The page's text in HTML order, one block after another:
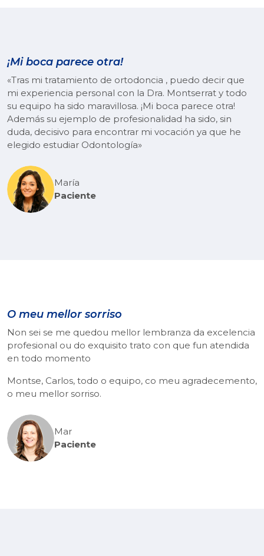
¡Mi boca parece otra!
«Tras mi tratamiento de ortodoncia , puedo decir que
mi experiencia personal con la Dra. Montserrat y todo
su equipo ha sido maravillosa. ¡Mi boca parece otra!
Además su ejemplo de profesionalidad ha sido, sin
duda, decisivo para encontrar mi vocación ya que he
elegido estudiar Odontología»
María
Paciente
O meu mellor sorriso
Non sei se me quedou mellor lembranza da excelencia
profesional ou do exquisito trato con que fun atendida
en todo momento
Montse, Carlos, todo o equipo, co meu agradecemento,
o meu mellor sorriso.
Mar
Paciente